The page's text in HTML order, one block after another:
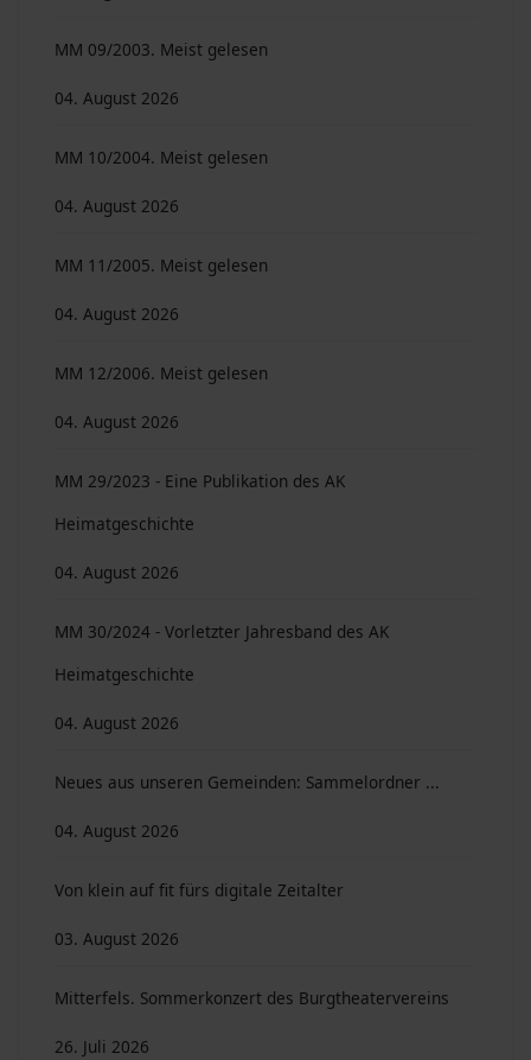
MM 09/2003. Meist gelesen
04. August 2026
MM 10/2004. Meist gelesen
04. August 2026
MM 11/2005. Meist gelesen
04. August 2026
MM 12/2006. Meist gelesen
04. August 2026
MM 29/2023 - Eine Publikation des AK
Heimatgeschichte
04. August 2026
MM 30/2024 - Vorletzter Jahresband des AK
Heimatgeschichte
04. August 2026
Neues aus unseren Gemeinden: Sammelordner ...
04. August 2026
Von klein auf fit fürs digitale Zeitalter
03. August 2026
Mitterfels. Sommerkonzert des Burgtheatervereins
26. Juli 2026